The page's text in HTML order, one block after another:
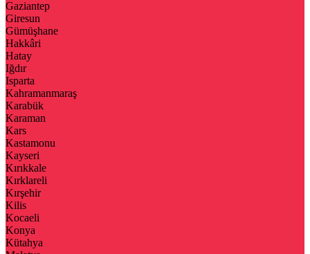
Gaziantep
Giresun
Gümüşhane
Hakkâri
Hatay
Iğdır
Isparta
Kahramanmaraş
Karabük
Karaman
Kars
Kastamonu
Kayseri
Kırıkkale
Kırklareli
Kırşehir
Kilis
Kocaeli
Konya
Kütahya